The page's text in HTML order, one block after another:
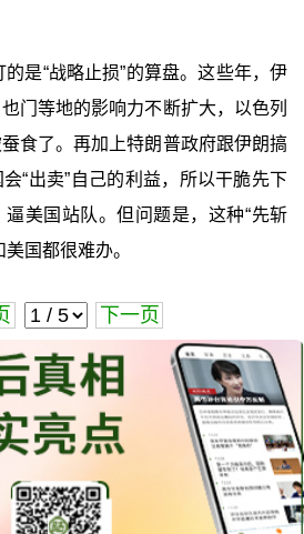
是“战略止损”的算盘。这些年，伊
门等地的影响力不断扩大，以色列
食了。再加上特朗普政府跟伊朗搞
“出卖”自己的利益，所以干脆先下
美国站队。但问题是，这种“先斩
国都很难办。
下一页